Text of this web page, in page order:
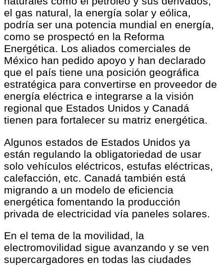
el gas natural, la energía solar y eólica,
podría ser una potencia mundial en energía,
como se prospectó en la Reforma
Energética. Los aliados comerciales de
México han pedido apoyo y han declarado
que el país tiene una posición geográfica
estratégica para convertirse en proveedor de
energía eléctrica e integrarse a la visión
regional que Estados Unidos y Canadá
tienen para fortalecer su matriz energética.
Algunos estados de Estados Unidos ya
están regulando la obligatoriedad de usar
solo vehículos eléctricos, estufas eléctricas,
calefacción, etc. Canadá también está
migrando a un modelo de eficiencia
energética fomentando la producción
privada de electricidad vía paneles solares.
En el tema de la movilidad, la
electromovilidad sigue avanzando y se ven
supercargadores en todas las ciudades